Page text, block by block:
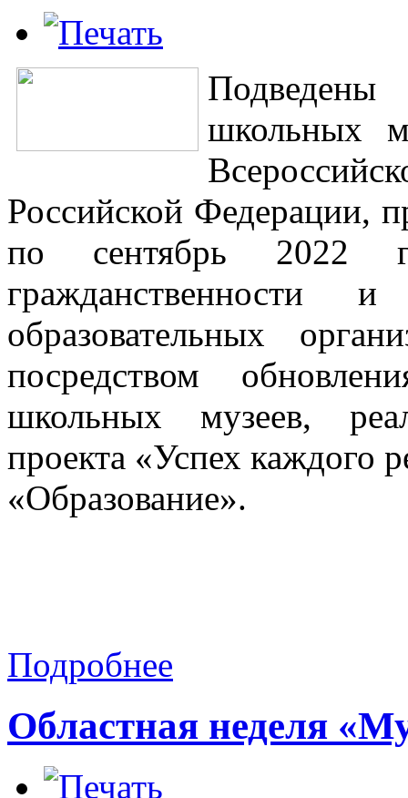
Подведены
школьных
Российской Федерации,
по сентябрь 2022
гражданственности
образовательных
посредством
школьных музеев,
проекта «Успех каждого
«Образование».
Подробнее
Областная неделя